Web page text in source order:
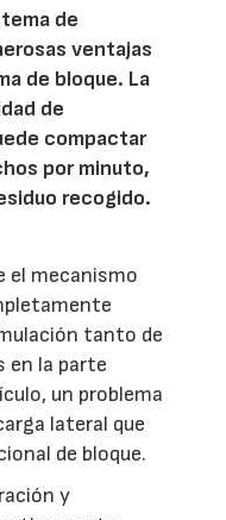
de
ventajas
de bloque. La
de
compactar
por minuto,
recogido.
el mecanismo
tanto de
en la parte
un problema
lateral que
de bloque.
y